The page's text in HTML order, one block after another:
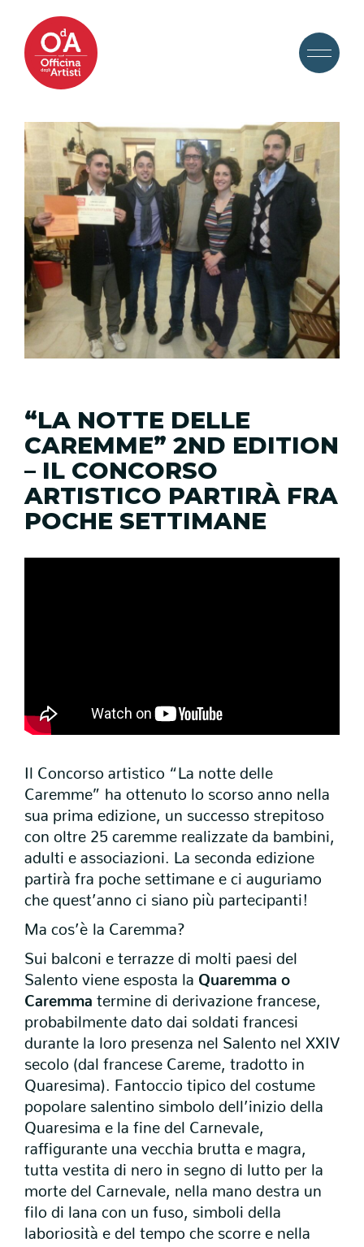
“LA NOTTE DELLE
CAREMME” 2ND EDITION
– IL CONCORSO
ARTISTICO PARTIRÀ FRA
POCHE SETTIMANE
Il Concorso artistico “La notte delle
Caremme” ha ottenuto lo scorso anno nella
sua prima edizione, un successo strepitoso
con oltre 25 caremme realizzate da bambini,
adulti e associazioni. La seconda edizione
partirà fra poche settimane e ci auguriamo
che quest’anno ci siano più partecipanti!
Ma cos’è la Caremma?
Sui balconi e terrazze di molti paesi del
Salento viene esposta la Quaremma o
Caremma termine di derivazione francese,
probabilmente dato dai soldati francesi
durante la loro presenza nel Salento nel XXIV
secolo (dal francese Careme, tradotto in
Quaresima). Fantoccio tipico del costume
popolare salentino simbolo dell’inizio della
Quaresima e la fine del Carnevale,
raffigurante una vecchia brutta e magra,
tutta vestita di nero in segno di lutto per la
morte del Carnevale, nella mano destra un
filo di lana con un fuso, simboli della
laboriosità e del tempo che scorre e nella